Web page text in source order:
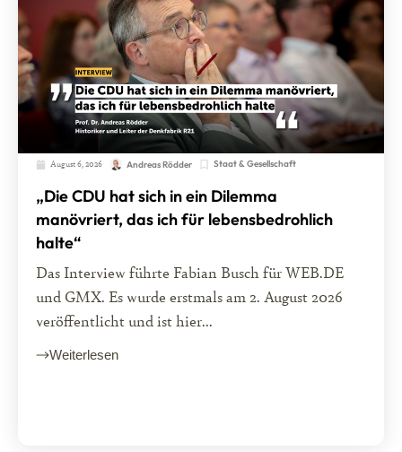
August 6, 2026 Andreas Rödder Staat & Gesellschaft
„Die CDU hat sich in ein Dilemma
manövriert, das ich für lebensbedrohlich
halte“
Das Interview führte Fabian Busch für WEB.DE
und GMX. Es wurde erstmals am 2. August 2026
veröffentlicht und ist hier...
Weiterlesen